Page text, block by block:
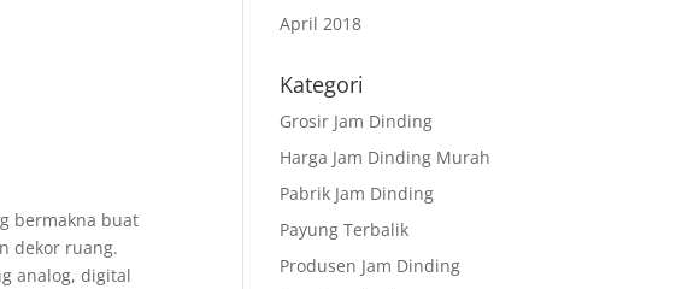
bermakna buat
dekor ruang.
analog, digital
April 2018
Kategori
Grosir Jam Dinding
Harga Jam Dinding Murah
Pabrik Jam Dinding
Payung Terbalik
Produsen Jam Dinding